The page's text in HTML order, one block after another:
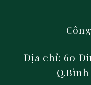
Địa chỉ: 60